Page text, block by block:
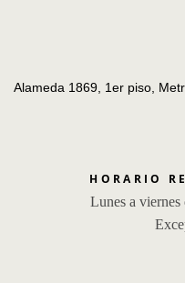
Alameda 1869, 1er piso,
HORARIO
Lunes a viernes